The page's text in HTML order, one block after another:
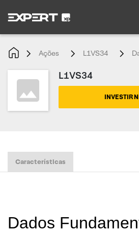
Ações L1VS34
L1VS34
INVESTIR
Características
Dados